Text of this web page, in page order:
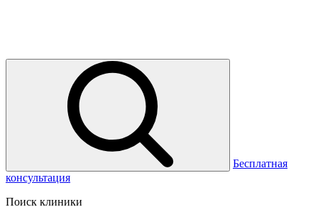
Бесплатная
консультация
Поиск клиники